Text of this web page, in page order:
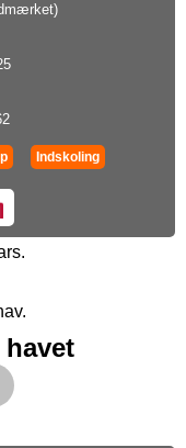
Indskoling